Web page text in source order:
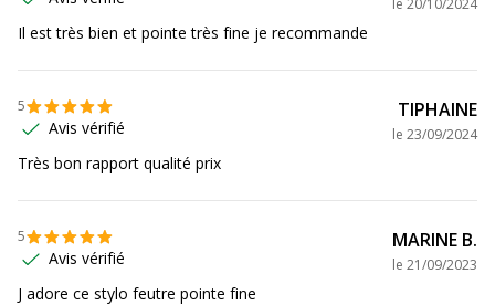
Produit rechargeable Non
Produit sans plastique
Présence de substance
dangereuses
Non
Il est très bien et pointe très fine je recommande
5
Avis vérifié
TIPHAINE
le 23/09/2024
Très bon rapport qualité prix
5
Avis vérifié
MARINE B.
le 21/09/2023
J adore ce stylo feutre pointe fine